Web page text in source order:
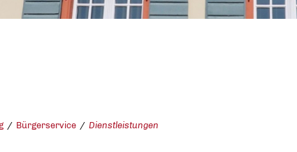
Bürgerservice Dienstleistungen